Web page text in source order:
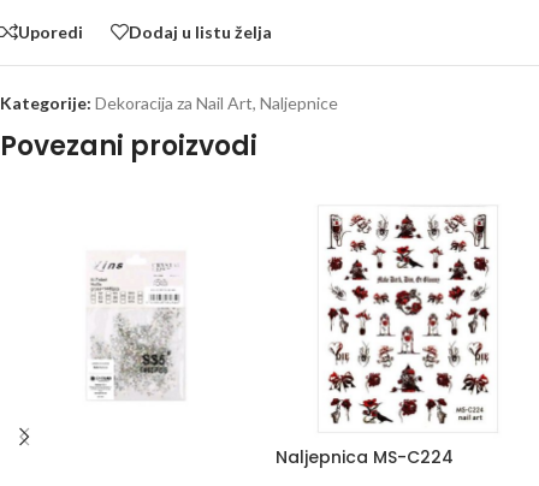
Uporedi Dodaj u listu želja
Kategorije: Dekoracija za Nail Art, Naljepnice
Povezani proizvodi
Naljepnica MS-C224